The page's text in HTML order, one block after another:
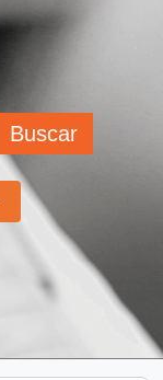
Buscar